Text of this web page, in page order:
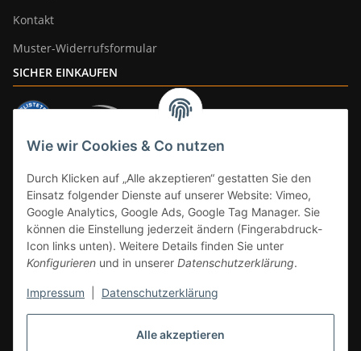
Alle akzeptieren
Wie wir Cookies & Co nutzen
Durch Klicken auf „Alle akzeptieren“ gestatten Sie den
Einsatz folgender Dienste auf unserer Website: Vimeo,
Google Analytics, Google Ads, Google Tag Manager. Sie
können die Einstellung jederzeit ändern (Fingerabdruck-
Icon links unten). Weitere Details finden Sie unter
Konfigurieren und in unserer Datenschutzerklärung.
Impressum Datenschutzerklärung
Kontakt
Muster-Widerrufsformular
SICHER EINKAUFEN
* Alle Preise inkl. gesetzlicher Mwst., zzgl.Versand